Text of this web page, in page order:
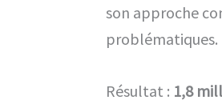
son approche
problématiques.
Résultat : 1,8